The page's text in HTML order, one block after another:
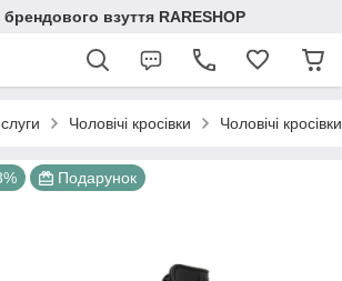
брендового взуття RARESHOP
Чоловічі кросівки Чоловічі
Подарунок